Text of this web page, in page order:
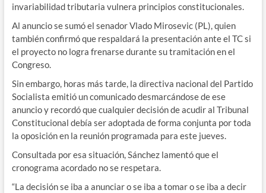
invariabilidad tributaria vulnera principios constitucionales.
Al anuncio se sumó el senador Vlado Mirosevic (PL), quien
también confirmó que respaldará la presentación ante el TC si
el proyecto no logra frenarse durante su tramitación en el
Congreso.
Sin embargo, horas más tarde, la directiva nacional del Partido
Socialista emitió un comunicado desmarcándose de ese
anuncio y recordó que cualquier decisión de acudir al Tribunal
Constitucional debía ser adoptada de forma conjunta por toda
la oposición en la reunión programada para este jueves.
Consultada por esa situación, Sánchez lamentó que el
cronograma acordado no se respetara.
“La decisión se iba a anunciar o se iba a tomar o se iba a decir